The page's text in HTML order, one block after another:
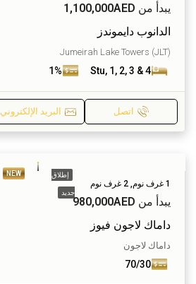
يبدأ من 1,100,000AED
الدانوب دايموندز
Jumeirah Lake Towers (JLT)
Stu, 1, 2, 3 & 4
1%
اتصل البريد الإلكتروني
NEW إطلاق
جديد
1 غرف نوم, 2 غرف نوم
يبدأ من 980,000AED
داماك لاجون فيوز
داماك لاجون
70/30